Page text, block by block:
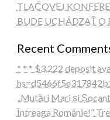
TLAČOVEJ
BUDE UCHÁDZAŤ O
Recent
* * * $3,222 deposit
„Mutări Mari și
Întreaga Românie!”